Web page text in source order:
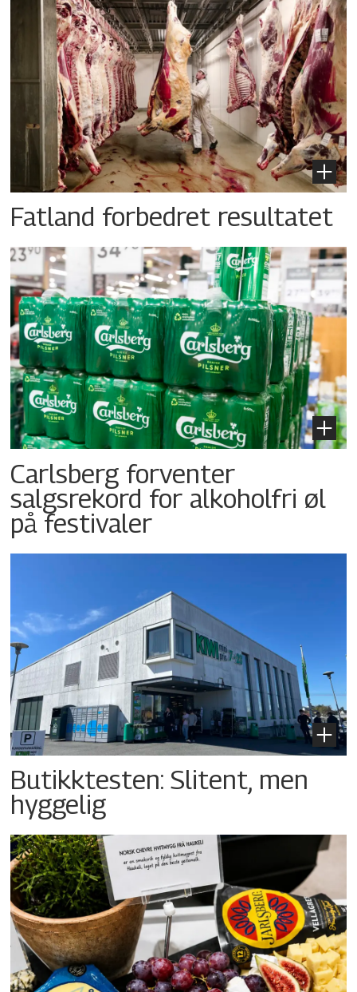
Fatland forbedret resultatet
Carlsberg forventer
salgsrekord for alkoholfri øl
på festivaler
Butikktesten: Slitent, men
hyggelig